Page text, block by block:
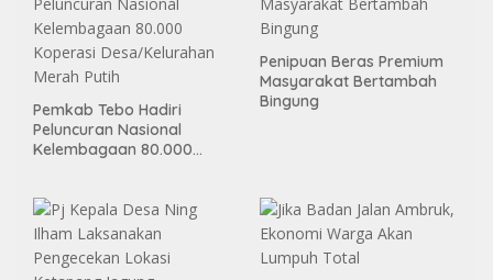
Pemkab Tebo Hadiri
Peluncuran Nasional
Kelembagaan 80.000
Penipuan Beras Premium
Masyarakat Bertambah
Bingung